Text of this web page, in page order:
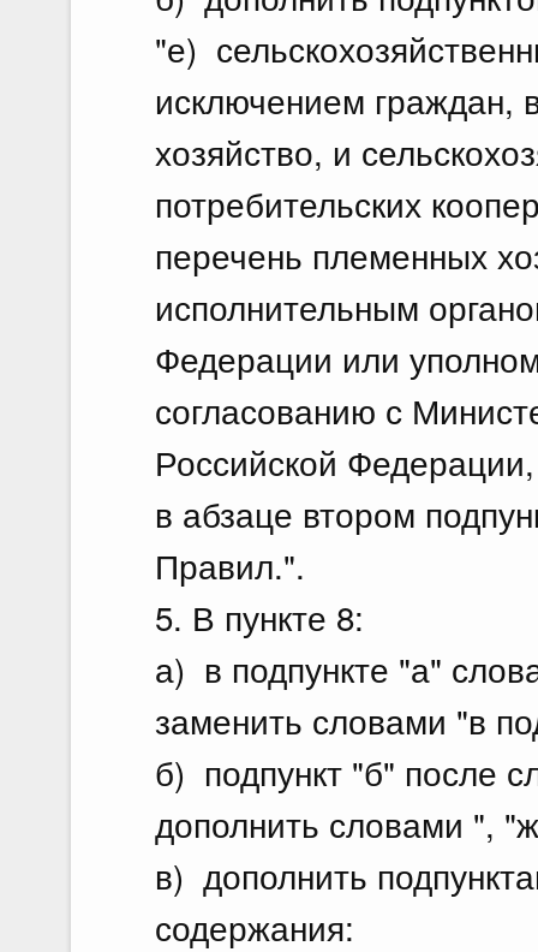
"е)
исключением граждан,
хозяйство, и
потребительских
перечень племенных
исполнительным
Федерации или
согласованию с
Российской
в абзаце втором
Правил.".
5. В пункте 8:
а) в подпункте "а"
заменить словами "в
б) подпункт "б" после
дополнить словами ",
в) дополнить
содержания: